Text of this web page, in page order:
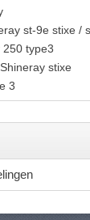
KABELS
EN TANDWIELEN
SYSTEEM
st-9e stixe /
250 type3
stixe
3